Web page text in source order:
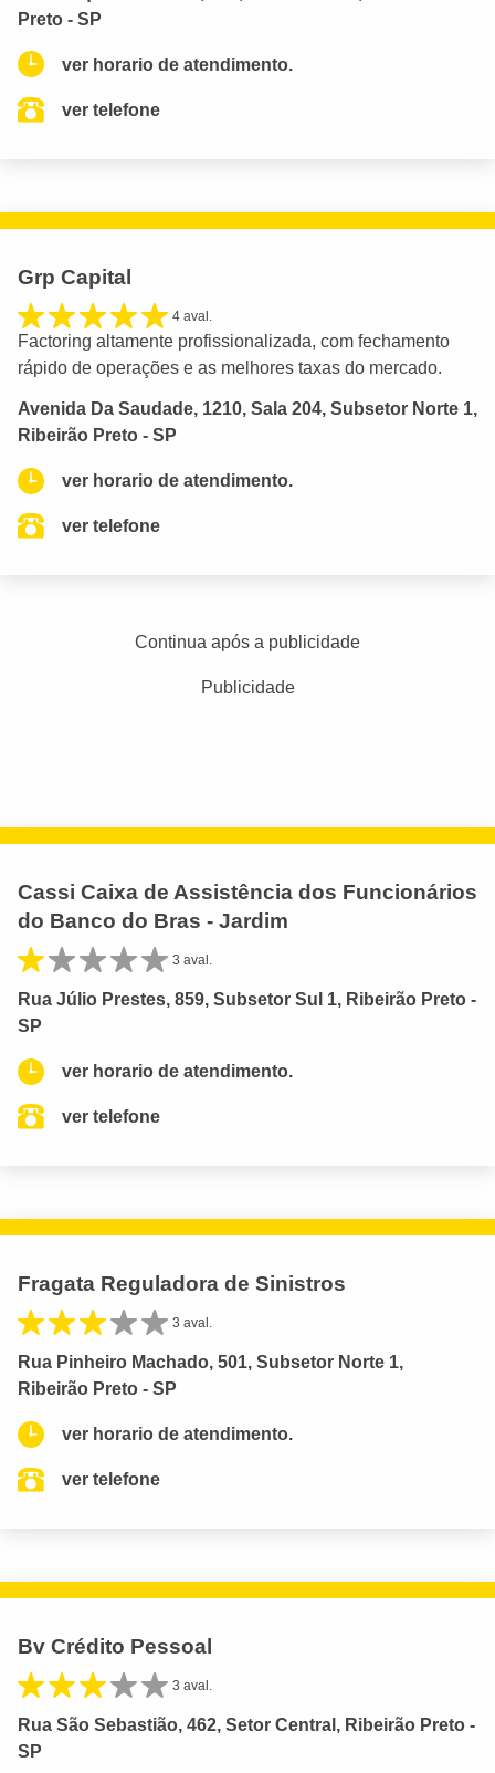
Preto - SP
ver horario de atendimento.
ver telefone
Grp Capital
4 aval.
Factoring altamente profissionalizada, com fechamento
rápido de operações e as melhores taxas do mercado.
Avenida Da Saudade, 1210, Sala 204, Subsetor Norte 1,
Ribeirão Preto - SP
ver horario de atendimento.
ver telefone
Continua após a publicidade
Publicidade
Cassi Caixa de Assistência dos Funcionários
do Banco do Bras - Jardim
3 aval.
Rua Júlio Prestes, 859, Subsetor Sul 1, Ribeirão Preto -
SP
ver horario de atendimento.
ver telefone
Fragata Reguladora de Sinistros
3 aval.
Rua Pinheiro Machado, 501, Subsetor Norte 1,
Ribeirão Preto - SP
ver horario de atendimento.
ver telefone
Bv Crédito Pessoal
3 aval.
Rua São Sebastião, 462, Setor Central, Ribeirão Preto -
SP